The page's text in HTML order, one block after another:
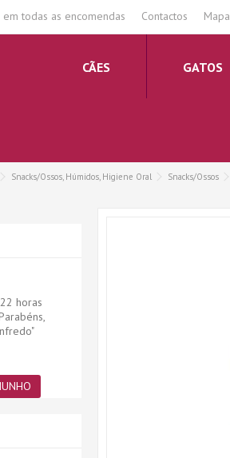
todas as encomendas Contactos
CÃES GATOS
Snacks/Ossos, Húmidos, Higiene Oral Snacks/Ossos
horas